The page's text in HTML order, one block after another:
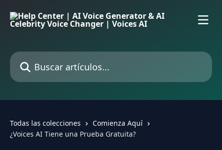
Buscar artículos...
Todas las colecciones
Comienza Aquí
¿Voices AI Tiene una Prueba Gratuita?